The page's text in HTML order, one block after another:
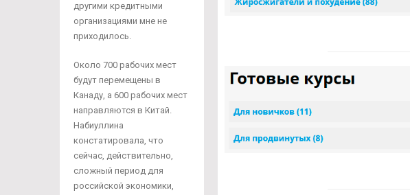
другими кредитными
организациями мне не
приходилось.
Около 700 рабочих мест
будут перемещены в
Канаду, а 600 рабочих мест
направляются в Китай.
Набиуллина
констатировала, что
сейчас, действительно,
сложный период для
российской экономики,